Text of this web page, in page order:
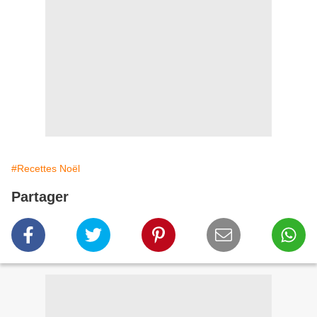
#Recettes Noël
Partager